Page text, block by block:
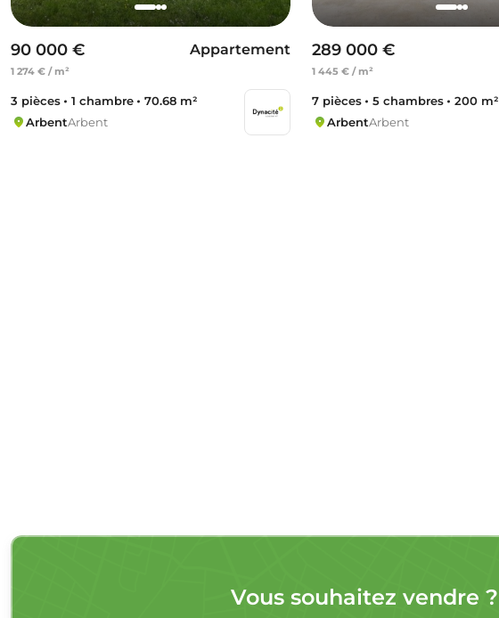
90 000 €
1 274 € / m²
Appartement
3 pièces 1 chambre
70.68 m²
ArbentArbent
289 000 €
1 445 € / m²
7 pièces 5 chambres
200 m²
ArbentArbent
Vous souhaitez vendre ?